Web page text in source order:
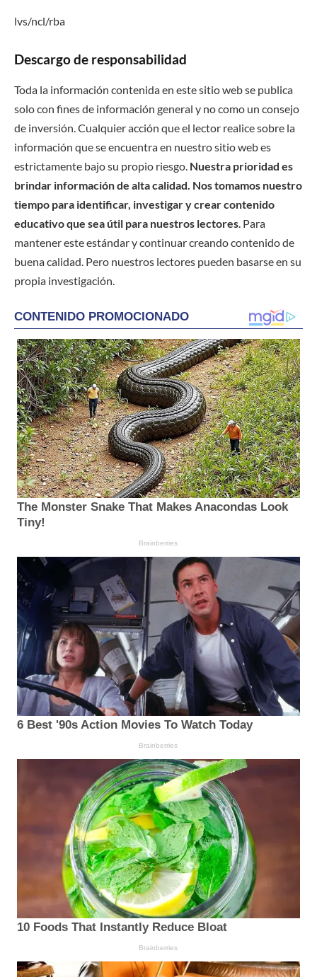
lvs/ncl/rba
Descargo de responsabilidad
Toda la información contenida en este sitio web se publica
solo con fines de información general y no como un consejo
de inversión. Cualquier acción que el lector realice sobre la
información que se encuentra en nuestro sitio web es
estrictamente bajo su propio riesgo. Nuestra prioridad es
brindar información de alta calidad. Nos tomamos nuestro
tiempo para identificar, investigar y crear contenido
educativo que sea útil para nuestros lectores. Para
mantener este estándar y continuar creando contenido de
buena calidad. Pero nuestros lectores pueden basarse en su
propia investigación.